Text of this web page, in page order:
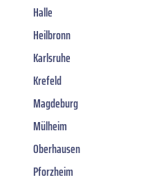
Halle
Heilbronn
Karlsruhe
Krefeld
Magdeburg
Mülheim
Oberhausen
Pforzheim